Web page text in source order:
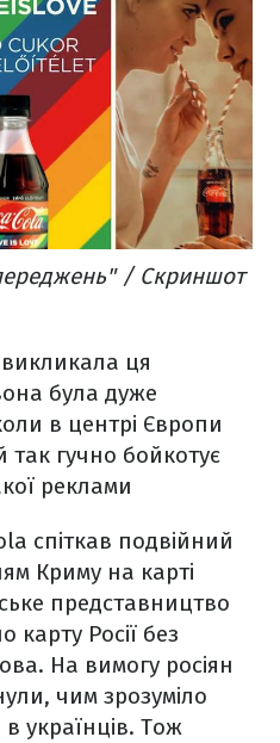
/ Скриншот
викликала ця
була дуже
в центрі Європи
так гучно бойкотує
реклами
спіткав подвійний
Криму на карті
представництво
карту Росії без
На вимогу росіян
чим зрозуміло
українців. Тож